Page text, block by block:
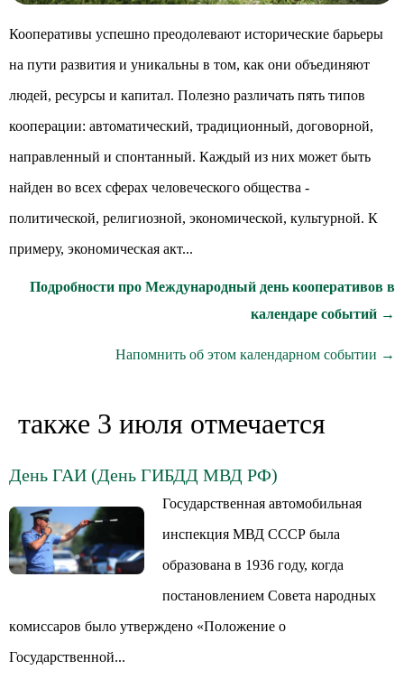
Кооперативы успешно преодолевают исторические барьеры
на пути развития и уникальны в том, как они объединяют
людей, ресурсы и капитал. Полезно различать пять типов
кооперации: автоматический, традиционный, договорной,
направленный и спонтанный. Каждый из них может быть
найден во всех сферах человеческого общества -
политической, религиозной, экономической, культурной. К
примеру, экономическая акт...
Подробности про Международный день кооперативов в
календаре событий →
Напомнить об этом календарном событии →
также 3 июля отмечается
День ГАИ (День ГИБДД МВД РФ)
Государственная автомобильная
инспекция МВД СССР была
образована в 1936 году, когда
пocтaнoвлeниeм Coвeтa нapoдныx
кoмиccapoв было yтвepждeнo «Положение o
Государственной...